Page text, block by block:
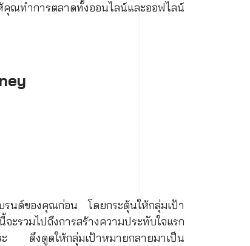
คุณทำการตลาดทั้งออนไลน์และออฟไลน์
นด์ของคุณก่อน โดยกระตุ้นให้กลุ่มเป้า
รวมไปถึงการสร้างความประทับใจแรก
ละ ดึงดูดให้กลุ่มเป้าหมายกลายมาเป็น